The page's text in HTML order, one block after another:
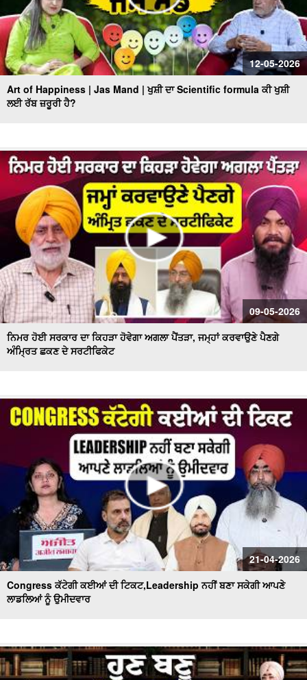
12-05-2026
Art of Happiness | Jas Mand | ਖੁਸ਼ੀ ਦਾ Scientific formula ਕੀ ਖੁਸ਼ੀ
ਲਈ ਰੱਬ ਜ਼ਰੂਰੀ ਹੈ?
09-05-2026
ਨਿਮਰ ਹੋਈ ਸਰਕਾਰ ਦਾ ਕਿਹੜਾ ਹੋਵੇਗਾ ਅਗਲਾ ਪੈਂਤੜਾ, ਜਮ੍ਹਾਂ ਕਰਵਾਉਣੇ ਪੈਣਗੇ
ਅੰਮ੍ਰਿਤ ਛਕਣ ਦੇ ਸਰਟੀਫਿਕੇਟ
21-04-2026
Congress ਕੱਟੇਗੀ ਕਈਆਂ ਦੀ ਟਿਕਟ,Leadership ਨਹੀਂ ਬਣਾ ਸਕੇਗੀ ਆਪਣੇ
ਲਾਡਲਿਆਂ ਨੂੰ ਉਮੀਦਵਾਰ